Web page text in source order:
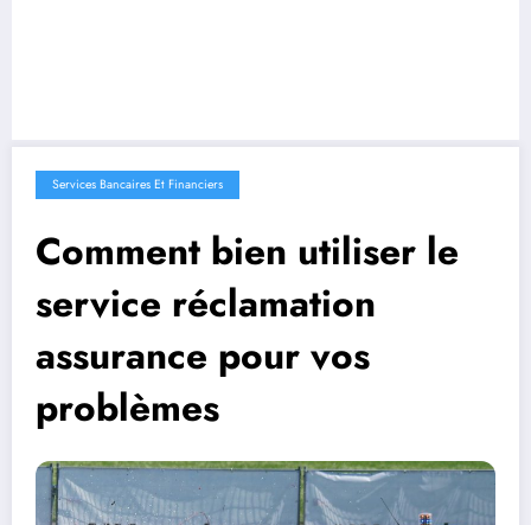
Services Bancaires Et Financiers
Comment bien utiliser le
service réclamation
assurance pour vos
problèmes